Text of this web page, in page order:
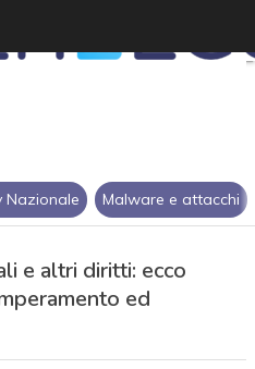
Nazionale Malware e attacchi
e altri diritti: ecco
ed